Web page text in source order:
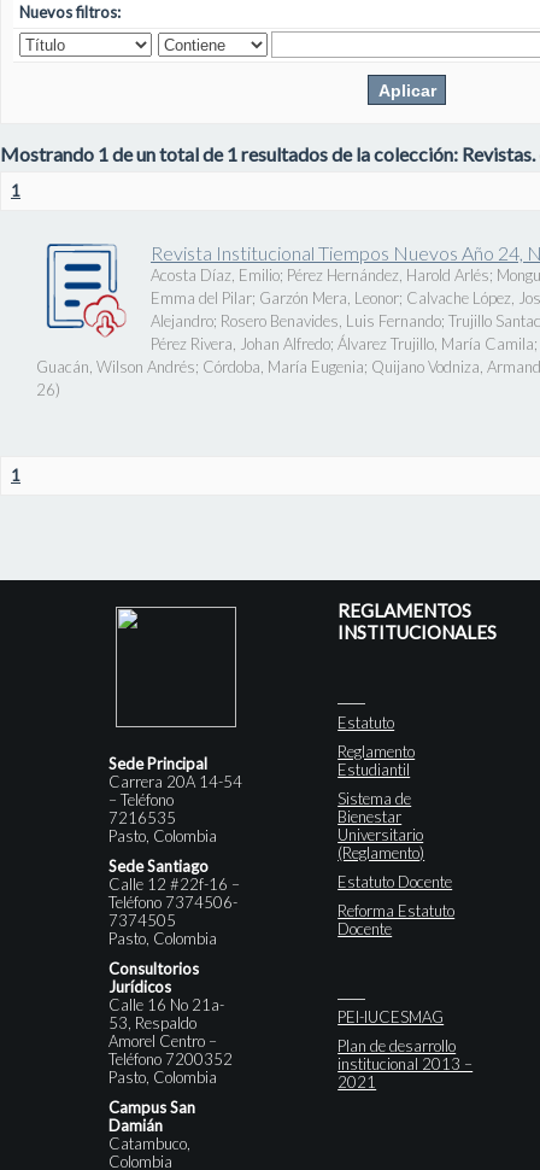
Nuevos filtros:
Mostrando 1 de un total de 1 resultados de la colección: Revistas.
1
Revista Institucional Tiempos Nuevos Año 24,
Acosta Díaz, Emilio; Pérez Hernández, Harold Arlés;
Emma del Pilar; Garzón Mera, Leonor; Calvache López,
Alejandro; Rosero Benavides, Luis Fernando; Trujillo
Pérez Rivera, Johan Alfredo; Álvarez Trujillo, María Camila;
Guacán, Wilson Andrés; Córdoba, María Eugenia; Quijano Vodniza,
26)
1
Sede Principal
Carrera 20A 14-54
– Teléfono
7216535
Pasto, Colombia
Sede Santiago
Calle 12 #22f-16 –
Teléfono 7374506-
7374505
Pasto, Colombia
Consultorios
Jurídicos
Calle 16 No 21a-
53, Respaldo
Amorel Centro –
Teléfono 7200352
Pasto, Colombia
Campus San
Damián
Catambuco,
Colombia
REGLAMENTOS
INSTITUCIONALES
Estatuto
Reglamento
Estudiantil
Sistema de
Bienestar
Universitario
(Reglamento)
Estatuto Docente
Reforma Estatuto
Docente
PEI-IUCESMAG
Plan de desarrollo
institucional 2013 –
2021